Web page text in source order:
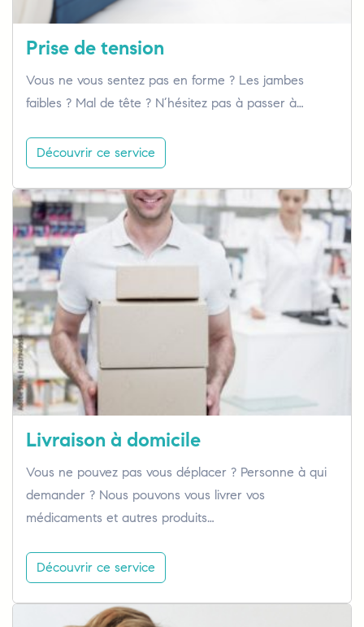
Prise de tension
Vous ne vous sentez pas en forme ? Les jambes
faibles ? Mal de tête ? N’hésitez pas à passer à…
Découvrir ce service
Livraison à domicile
Vous ne pouvez pas vous déplacer ? Personne à qui
demander ? Nous pouvons vous livrer vos
médicaments et autres produits…
Découvrir ce service